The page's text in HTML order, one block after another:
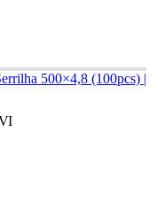
500×4,8 (100pcs) |